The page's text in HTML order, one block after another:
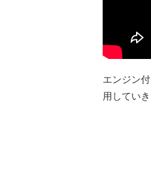
エンジン
用してい